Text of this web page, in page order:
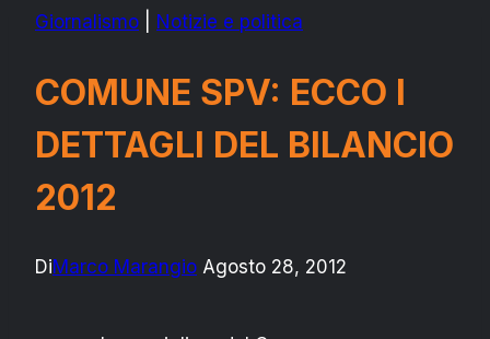
Giornalismo Notizie e politica
COMUNE SPV: ECCO I
DETTAGLI DEL BILANCIO
2012
DiMarco Marangio Agosto 28, 2012